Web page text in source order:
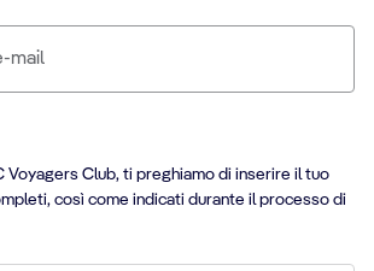
Voyagers Club, ti preghiamo di inserire il tuo
così come indicati durante il processo di